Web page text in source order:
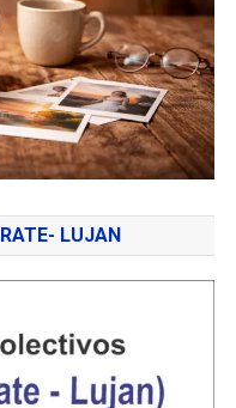
LUJAN